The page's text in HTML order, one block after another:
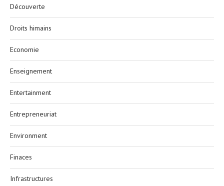
Découverte
Droits himains
Economie
Enseignement
Entertainment
Entrepreneuriat
Environment
Finaces
Infrastructures